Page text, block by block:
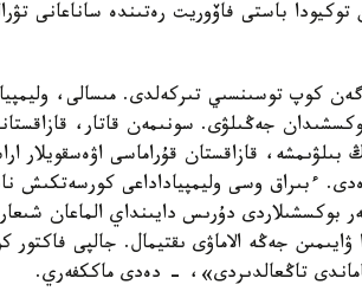
باستى فاۆوريت رەتىندە ساناعانى
كوپ توسىنسىي تىركەلدى. مىسالى،
جەڭىلۋى. سونىمەن قاتار،
قازاقستان قۇراماسى اۋەسقويلار
ءبىراق وسى وليمپياداداعى كورسەتكىش
بوكسشىلاردى دۇرىس دايىنداي الماعان
جەڭە الاماۋى ىقتيمال. جالپى فاكتور
تاڭعالدىردى»، - دەدى ماككفەري.